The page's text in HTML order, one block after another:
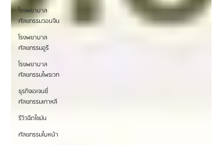
โรงพยาบาล
ศัลยกรรมวอนจิน
โรงพยาบาล
ศัลยกรรมอูรี
โรงพยาบาล
ศัลยกรรมไพรเวท
ธุรกิจเอเจนซี่
ศัลยกรรมเกาหลี
รีวิวฉีดไขมัน
ศัลยกรรมใบหน้า